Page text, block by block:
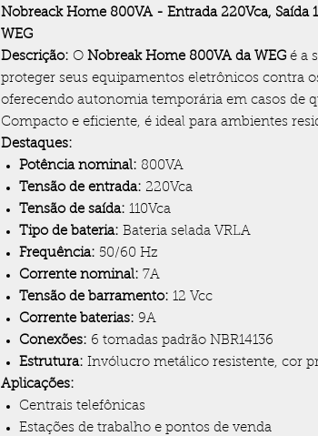
Nobreack Home 800VA - Entrada 220Vca, Saída
WEG
Descrição: O Nobreak Home 800VA da WEG é a
proteger seus equipamentos eletrônicos contra
oferecendo autonomia temporária em casos de
Compacto e eficiente, é ideal para ambientes
Destaques:
Potência nominal: 800VA
Tensão de entrada: 220Vca
Tensão de saída: 110Vca
Tipo de bateria: Bateria selada VRLA
Frequência: 50/60 Hz
Corrente nominal: 7A
Tensão de barramento: 12 Vcc
Corrente baterias: 9A
Conexões: 6 tomadas padrão NBR14136
Estrutura: Invólucro metálico resistente, cor
Aplicações:
Centrais telefônicas
Estações de trabalho e pontos de venda